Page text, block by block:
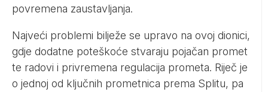
povremena zaustavljanja.
Najveći problemi bilježe se upravo na ovoj dionici,
gdje dodatne poteškoće stvaraju pojačan promet
te radovi i privremena regulacija prometa. Riječ je
o jednoj od ključnih prometnica prema Splitu, pa